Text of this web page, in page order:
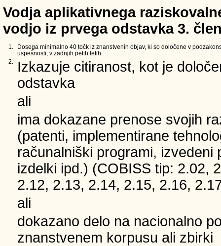
Vodja aplikativnega
vodjo iz prvega odstavka 3.
1.
Dosega minimalno 40 točk iz znanstvenih objav, ki so določene v
uspešnosti, v zadnjih petih letih.
2.
Izkazuje citiranost, kot je
odstavka
ali
ima dokazane prenose svojih
(patenti, implementirane
računalniški programi, izvedeni
izdelki ipd.) (COBISS tip: 2.02,
2.12, 2.13, 2.14, 2.15, 2.16,
ali
dokazano delo na nacionalno
znanstvenem korpusu ali zbirki